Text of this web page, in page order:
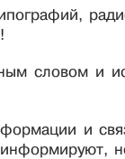
словом и
и